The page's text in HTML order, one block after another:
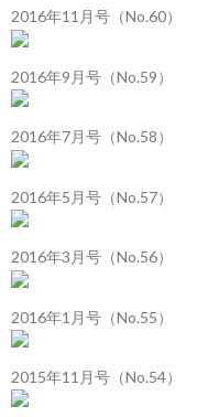
2016年11月号（No.60）
2016年9月号（No.59）
2016年7月号（No.58）
2016年5月号（No.57）
2016年3月号（No.56）
2016年1月号（No.55）
2015年11月号（No.54）